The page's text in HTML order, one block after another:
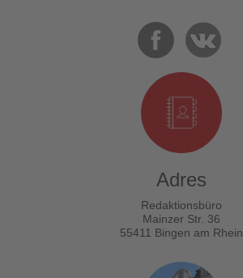
Adres
Redaktionsbüro
Mainzer Str. 36
55411 Bingen am Rhein